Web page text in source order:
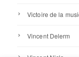
Victoire de la
Vincent Delerm